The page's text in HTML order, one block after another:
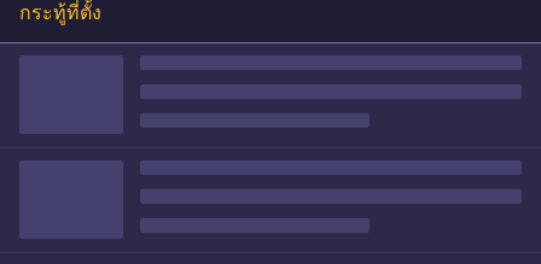
กระทู้ที่ตั้ง